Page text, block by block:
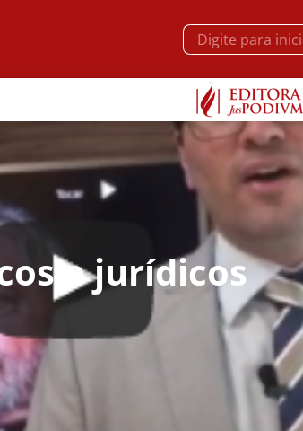
e jurídicos